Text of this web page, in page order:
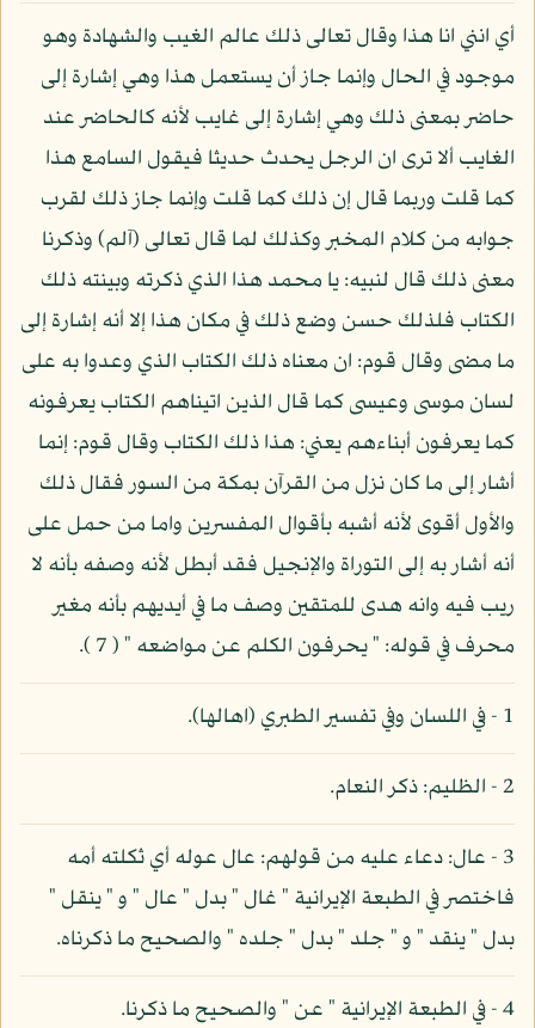
أي انني انا هذا وقال تعالى ذلك عالم الغيب والشهادة وهو
موجود في الحال وإنما جاز أن يستعمل هذا وهي إشارة إلى
حاضر بمعنى ذلك وهي إشارة إلى غايب لأنه كالحاضر عند
الغايب ألا ترى ان الرجل يحدث حديثا فيقول السامع هذا
كما قلت وربما قال إن ذلك كما قلت وإنما جاز ذلك لقرب
جوابه من كلام المخبر وكذلك لما قال تعالى (آلم) وذكرنا
معنى ذلك قال لنبيه: يا محمد هذا الذي ذكرته وبينته ذلك
الكتاب فلذلك حسن وضع ذلك في مكان هذا إلا أنه إشارة إلى
ما مضى وقال قوم: ان معناه ذلك الكتاب الذي وعدوا به على
لسان موسى وعيسى كما قال الذين اتيناهم الكتاب يعرفونه
كما يعرفون أبناءهم يعني: هذا ذلك الكتاب وقال قوم: إنما
أشار إلى ما كان نزل من القرآن بمكة من السور فقال ذلك
والأول أقوى لأنه أشبه بأقوال المفسرين واما من حمل على
أنه أشار به إلى التوراة والإنجيل فقد أبطل لأنه وصفه بأنه لا
ريب فيه وانه هدى للمتقين وصف ما في أيديهم بأنه مغير
محرف في قوله: " يحرفون الكلم عن مواضعه " ( 7 ).
1 - في اللسان وفي تفسير الطبري (اهالها).
2 - الظليم: ذكر النعام.
3 - عال: دعاء عليه من قولهم: عال عوله أي ثكلته أمه
فاختصر في الطبعة الإيرانية " غال " بدل " عال " و " ينقل "
بدل " ينقد " و " جلد " بدل " جلده " والصحيح ما ذكرناه.
4 - في الطبعة الإيرانية " عن " والصحيح ما ذكرنا.